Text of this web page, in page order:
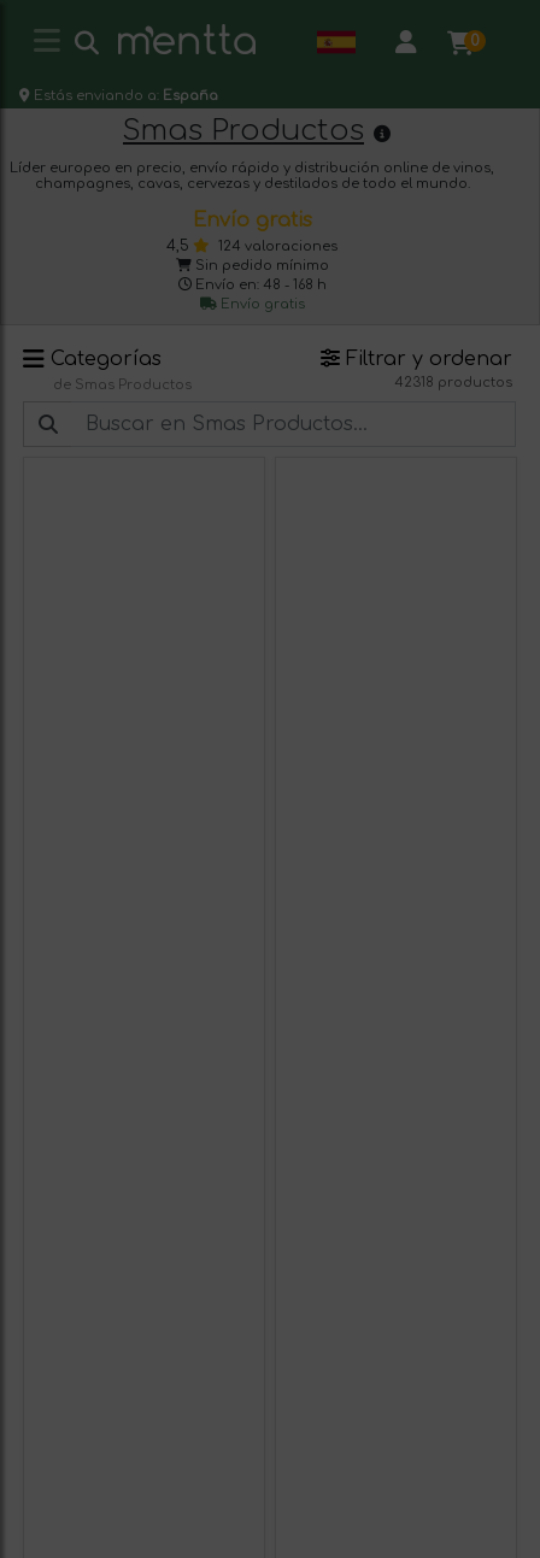
0
Estás enviando a: España
Smas Productos
Líder europeo en precio, envío rápido y distribución online de vinos,
champagnes, cavas, cervezas y destilados de todo el mundo.
Envío gratis
4,5
124 valoraciones
Sin pedido mínimo
Envío en: 48 - 168 h
Envío gratis
Categorías
de Smas Productos
Filtrar y ordenar
42318 productos